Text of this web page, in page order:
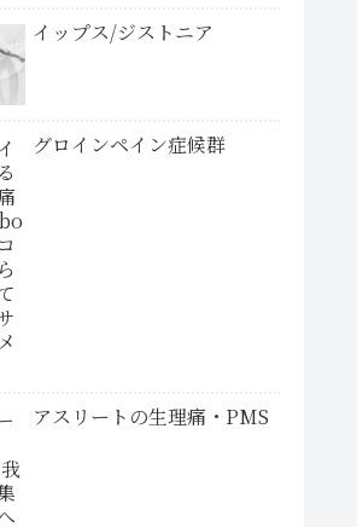
イップス/ジストニア
グロインペイン症候群
アスリートの生理痛・PMS